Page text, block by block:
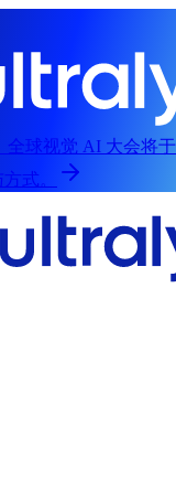
全球视觉 AI 大会将于
式。